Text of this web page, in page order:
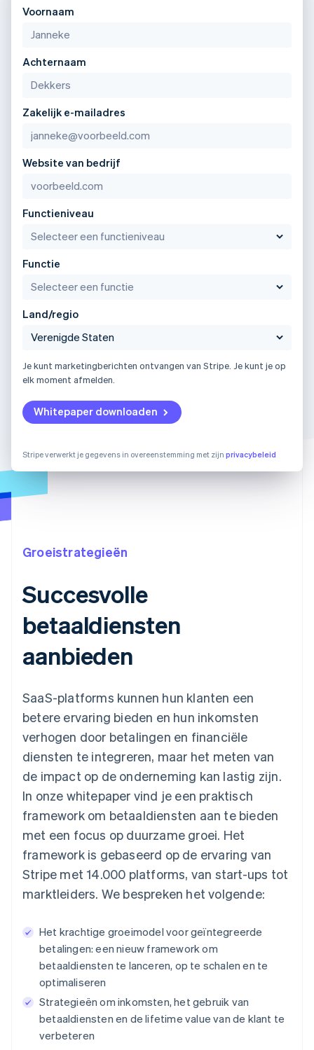
Voornaam
Achternaam
Zakelijk e-mailadres
Website van bedrijf
Functieniveau
Functie
Land/regio
Je kunt marketingberichten ontvangen van Stripe. Je kunt je op
elk moment afmelden.
Whitepaper downloaden
Stripe verwerkt je gegevens in overeenstemming met zijn privacybeleid
Groeistrategieën
Succesvolle
betaaldiensten
aanbieden
SaaS-platforms kunnen hun klanten een
betere ervaring bieden en hun inkomsten
verhogen door betalingen en financiële
diensten te integreren, maar het meten van
de impact op de onderneming kan lastig zijn.
In onze whitepaper vind je een praktisch
framework om betaaldiensten aan te bieden
met een focus op duurzame groei. Het
framework is gebaseerd op de ervaring van
Stripe met 14.000 platforms, van start-ups tot
marktleiders. We bespreken het volgende:
Het krachtige groeimodel voor geïntegreerde
betalingen: een nieuw framework om
betaaldiensten te lanceren, op te schalen en te
optimaliseren
Strategieën om inkomsten, het gebruik van
betaaldiensten en de lifetime value van de klant te
verbeteren